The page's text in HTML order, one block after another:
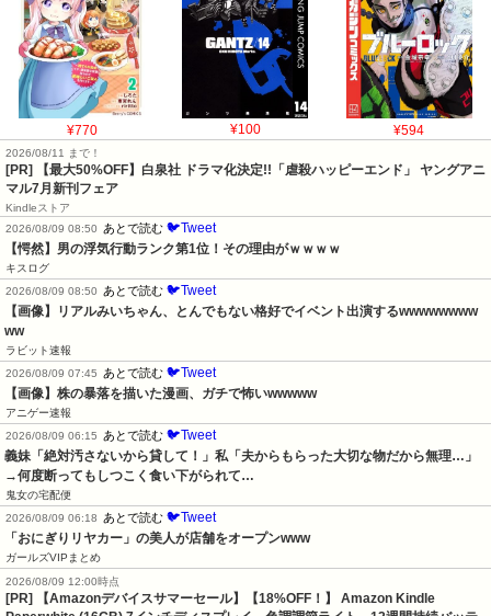
¥770 ¥100 ¥594
2026/08/11 まで！
[PR] 【最大50%OFF】白泉社 ドラマ化決定!!「虐殺ハッピーエンド」 ヤングアニ
マル7月新刊フェア
Kindleストア
2026/08/09 08:50
あとで読む 🐦Tweet
【愕然】男の浮気行動ランク第1位！その理由がｗｗｗｗ
キスログ
2026/08/09 08:50
あとで読む 🐦Tweet
【画像】リアルみいちゃん、とんでもない格好でイベント出演するwwwwwwww
ww
ラビット速報
2026/08/09 07:45
あとで読む 🐦Tweet
【画像】株の暴落を描いた漫画、ガチで怖いwwwww
アニゲー速報
2026/08/09 06:15
あとで読む 🐦Tweet
義妹「絶対汚さないから貸して！」私「夫からもらった大切な物だから無理…」
→何度断ってもしつこく食い下がられて…
鬼女の宅配便
2026/08/09 06:18
あとで読む 🐦Tweet
「おにぎりリヤカー」の美人が店舗をオープンwww
ガールズVIPまとめ
2026/08/09 12:00時点
[PR] 【Amazonデバイスサマーセール】【18%OFF！】 Amazon Kindle